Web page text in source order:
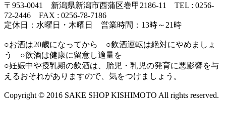
〒953-0041 新潟県新潟市西蒲区巻甲2186-11 TEL : 0256-
72-2446 FAX : 0256-78-7186
定休日：水曜日・木曜日 営業時間：13時～21時
○お酒は20歳になってから ○飲酒運転は絶対にやめましょ
う ○飲酒は健康に留意し適量を
○妊娠中や授乳期の飲酒は、胎児・乳児の発育に悪影響を与
えるおそれがありますので、気をつけましょう。
Copyright © 2016 SAKE SHOP KISHIMOTO All rights reserved.